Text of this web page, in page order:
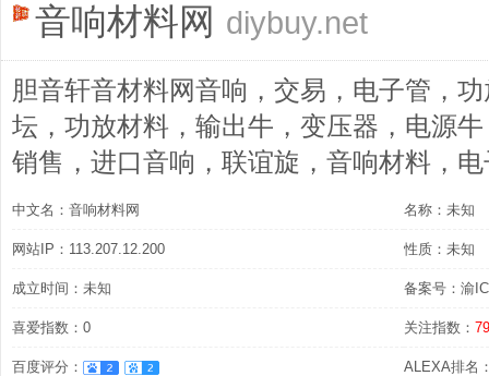
音响材料网 diybuy.net
胆音轩音材料网音响，交易，电子管，
坛，功放材料，输出牛，变压器，电源
销售，进口音响，联谊旋，音响材料，
中文名：音响材料网 名称：未知
网站IP：113.207.12.200 性质：未知
成立时间：未知 备案号：渝
喜爱指数：0 关注指数：
百度评分： ALEXA排名